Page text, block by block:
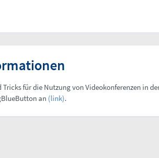
für die Nutzung von Videokonferenzen in
an (link).